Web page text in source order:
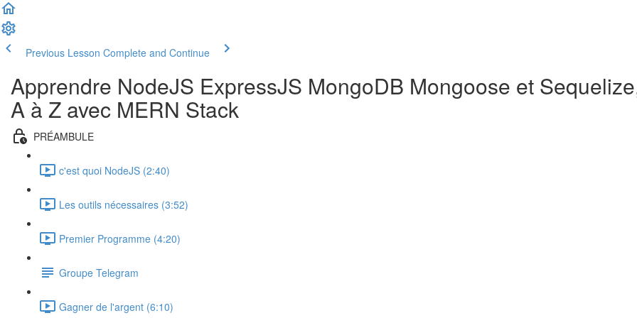
Previous Lesson Complete and Continue
Apprendre NodeJS ExpressJS MongoDB Mongoose et
A à Z avec MERN Stack
PRÉAMBULE
c'est quoi NodeJS (2:40)
Les outils nécessaires (3:52)
Premier Programme (4:20)
Groupe Telegram
Gagner de l'argent (6:10)